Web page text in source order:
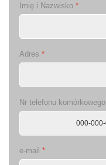
Imię i Nazwisko *
Adres *
Nr telefonu komórkowego
e-mail *